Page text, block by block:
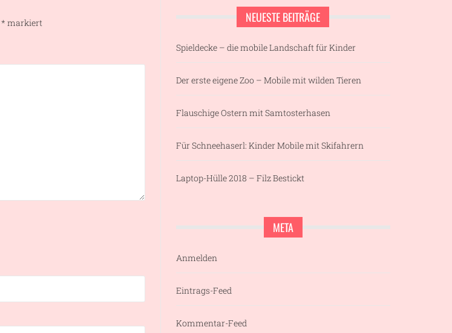
* markiert NEUESTE BEITRÄGE
Spieldecke – die mobile Landschaft für Kinder
Der erste eigene Zoo – Mobile mit wilden Tieren
Flauschige Ostern mit Samtosterhasen
Für Schneehaserl: Kinder Mobile mit Skifahrern
Laptop-Hülle 2018 – Filz Bestickt
META
Anmelden
Eintrags-Feed
Kommentar-Feed